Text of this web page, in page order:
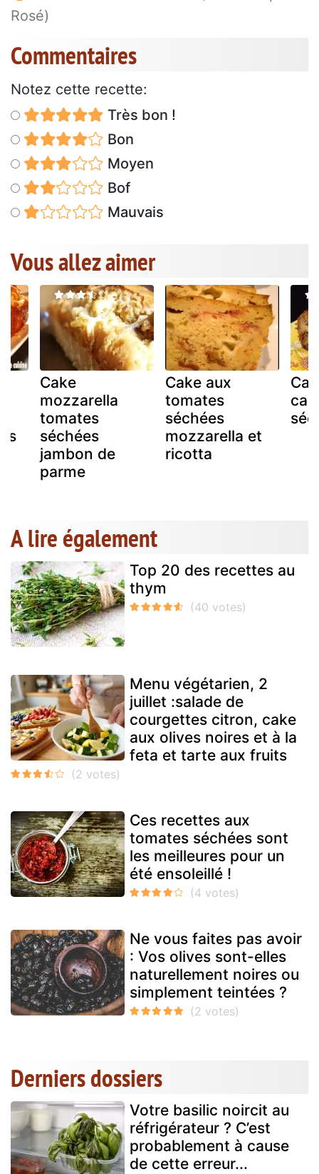
Rosé)
Commentaires
Notez cette recette:
Très bon !
Bon
Moyen
Bof
Mauvais
Vous allez aimer
Cake
mozzarella
tomates
séchées
jambon de
parme
Cake aux
tomates
séchées
mozzarella et
ricotta
A lire également
Top 20 des recettes au
thym
Menu végétarien, 2
juillet :salade de
courgettes citron, cake
aux olives noires et à la
feta et tarte aux fruits
Ces recettes aux
tomates séchées sont
les meilleures pour un
été ensoleillé !
Ne vous faites pas avoir
: Vos olives sont-elles
naturellement noires ou
simplement teintées ?
Derniers dossiers
Votre basilic noircit au
réfrigérateur ? C’est
probablement à cause
de cette erreur...